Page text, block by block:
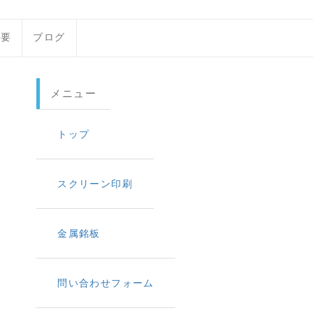
ブログ
メニュー
トップ
スクリーン印刷
金属銘板
問い合わせフォーム